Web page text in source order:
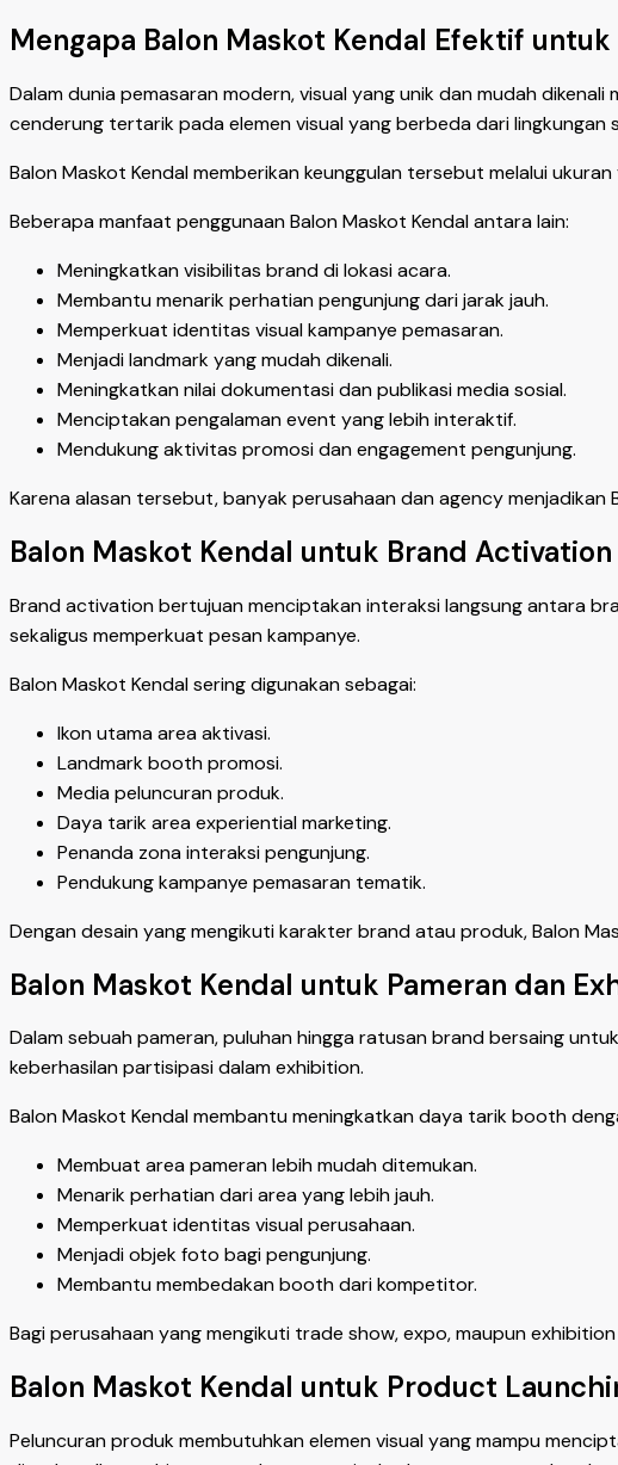
Mengapa Balon Maskot Kendal Efektif untuk
Dalam dunia pemasaran modern, visual yang unik dan mudah
cenderung tertarik pada elemen visual yang berbeda dari lingkungan
Balon Maskot Kendal memberikan keunggulan tersebut melalui
Beberapa manfaat penggunaan Balon Maskot Kendal antara lain:
Meningkatkan visibilitas brand di lokasi acara.
Membantu menarik perhatian pengunjung dari jarak jauh.
Memperkuat identitas visual kampanye pemasaran.
Menjadi landmark yang mudah dikenali.
Meningkatkan nilai dokumentasi dan publikasi media sosial.
Menciptakan pengalaman event yang lebih interaktif.
Mendukung aktivitas promosi dan engagement pengunjung.
Karena alasan tersebut, banyak perusahaan dan agency
Balon Maskot Kendal untuk Brand Activation
Brand activation bertujuan menciptakan interaksi langsung antara
sekaligus memperkuat pesan kampanye.
Balon Maskot Kendal sering digunakan sebagai:
Ikon utama area aktivasi.
Landmark booth promosi.
Media peluncuran produk.
Daya tarik area experiential marketing.
Penanda zona interaksi pengunjung.
Pendukung kampanye pemasaran tematik.
Dengan desain yang mengikuti karakter brand atau produk, Balon
Balon Maskot Kendal untuk Pameran dan
Dalam sebuah pameran, puluhan hingga ratusan brand bersaing
keberhasilan partisipasi dalam exhibition.
Balon Maskot Kendal membantu meningkatkan daya tarik booth
Membuat area pameran lebih mudah ditemukan.
Menarik perhatian dari area yang lebih jauh.
Memperkuat identitas visual perusahaan.
Menjadi objek foto bagi pengunjung.
Membantu membedakan booth dari kompetitor.
Bagi perusahaan yang mengikuti trade show, expo, maupun
Balon Maskot Kendal untuk Product
Peluncuran produk membutuhkan elemen visual yang mampu